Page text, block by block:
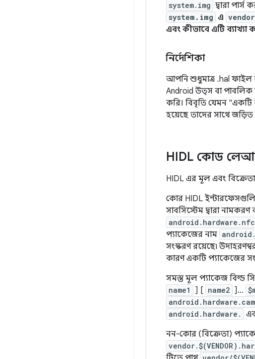
system.img দ্বারা পার্স
system.img এ
এবং কীভাবে এটি
নির্দেশিকা
আপনি শুধুমাত্র .hal ফাইল
Android উত্স বা পাবলিক
করি। বিবৃতি যেমন "একটি
হয়েছে তাদের সাথে জড়িত
HIDL কোড
HIDL এর মূল এবং
কোর HIDL ইন্টারফেসগুলি
সাবসিস্টেম দ্বারা
android.hardware.nfc
প্যাকেজের নাম
সংস্করণ রয়েছে৷
কারণ একটি প্যাকেজের
সমস্ত মূল প্যাকেজ বিল্ড
name1 ] [ name2 ]…
android.hardware.
নন-কোর (বিক্রেতা)